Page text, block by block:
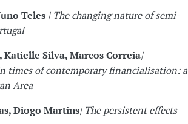
Teles | The changing nature of semi-
Katielle Silva, Marcos Correia|
times of contemporary financialisation: a
Area
Diogo Martins| The persistent effects